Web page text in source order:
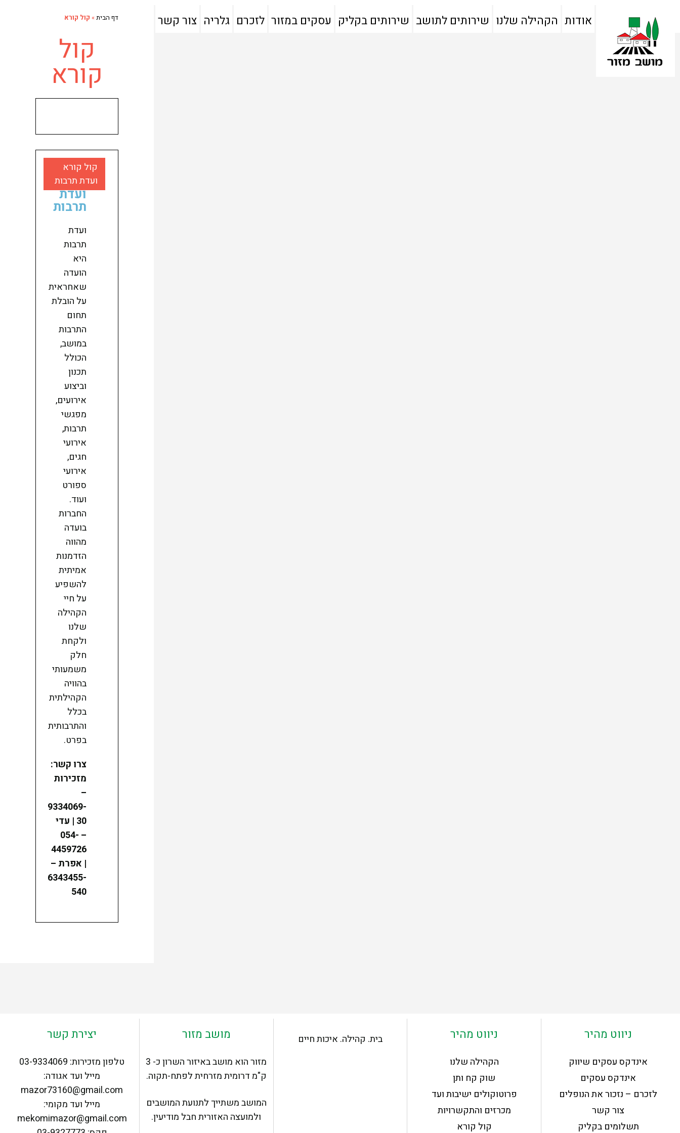
אודות הקהילה שלנו שירותים לתושב שירותים בקליק עסקים במזור לזכרם גלריה צור קשר דף הבית» קול קורא
קול
קורא
קול
קורא
ועדת
תרבות
ועדת
תרבות
היא
הועדה
שאחראית
על הובלת
תחום
התרבות
במושב,
הכולל
תכנון
וביצוע
אירועים,
מפגשי
תרבות,
אירועי
חגים,
אירועי
ספורט
ועוד.
החברות
בועדה
מהווה
הזדמנות
אמיתית
להשפיע
על חיי
הקהילה
שלנו
ולקחת
חלק
משמעותי
בהוויה
הקהילתית
בכלל
והתרבותית
בפרט.
צרו קשר:
מזכירות
–
9334069-
30 | עדי
– 054-
4459726
| אפרת –
6343455-
540
קול קורא
ועדת תרבות
ניווט מהיר
אינדקס עסקים שיווק
אינדקס עסקים
לזכרם – נזכור את הנופלים
צור קשר
תשלומים בקליק
ניווט מהיר
הקהילה שלנו
שוק קח ותן
פרוטוקולים ישיבות ועד
מכרזים והתקשרויות
קול קורא
בית. קהילה. איכות חיים מושב מזור
מזור הוא מושב באיזור השרון כ- 3
ק"מ דרומית מזרחית לפתח-תקוה.
המושב משתייך לתנועת המושבים
ולמועצה האזורית חבל מודיעין.
יצירת קשר
טלפון מזכירות: 03-9334069
מייל ועד אגודה:
mazor73160@gmail.com
מייל ועד מקומי:
mekomimazor@gmail.com